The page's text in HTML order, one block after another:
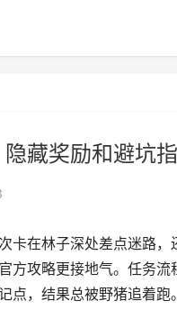
藏奖励和避坑
卡在林子深处差点迷路
方攻略更接地气。任务
点，结果总被野猪追着